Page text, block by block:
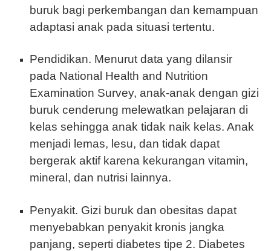
buruk bagi perkembangan dan kemampuan
adaptasi anak pada situasi tertentu.
Pendidikan. Menurut data yang dilansir
pada National Health and Nutrition
Examination Survey, anak-anak dengan gizi
buruk cenderung melewatkan pelajaran di
kelas sehingga anak tidak naik kelas. Anak
menjadi lemas, lesu, dan tidak dapat
bergerak aktif karena kekurangan vitamin,
mineral, dan nutrisi lainnya.
Penyakit. Gizi buruk dan obesitas dapat
menyebabkan penyakit kronis jangka
panjang, seperti diabetes tipe 2. Diabetes